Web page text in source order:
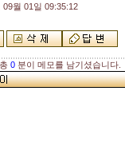
09월 01일 09:35:12
0 분이 메모를 남기셨습니다.